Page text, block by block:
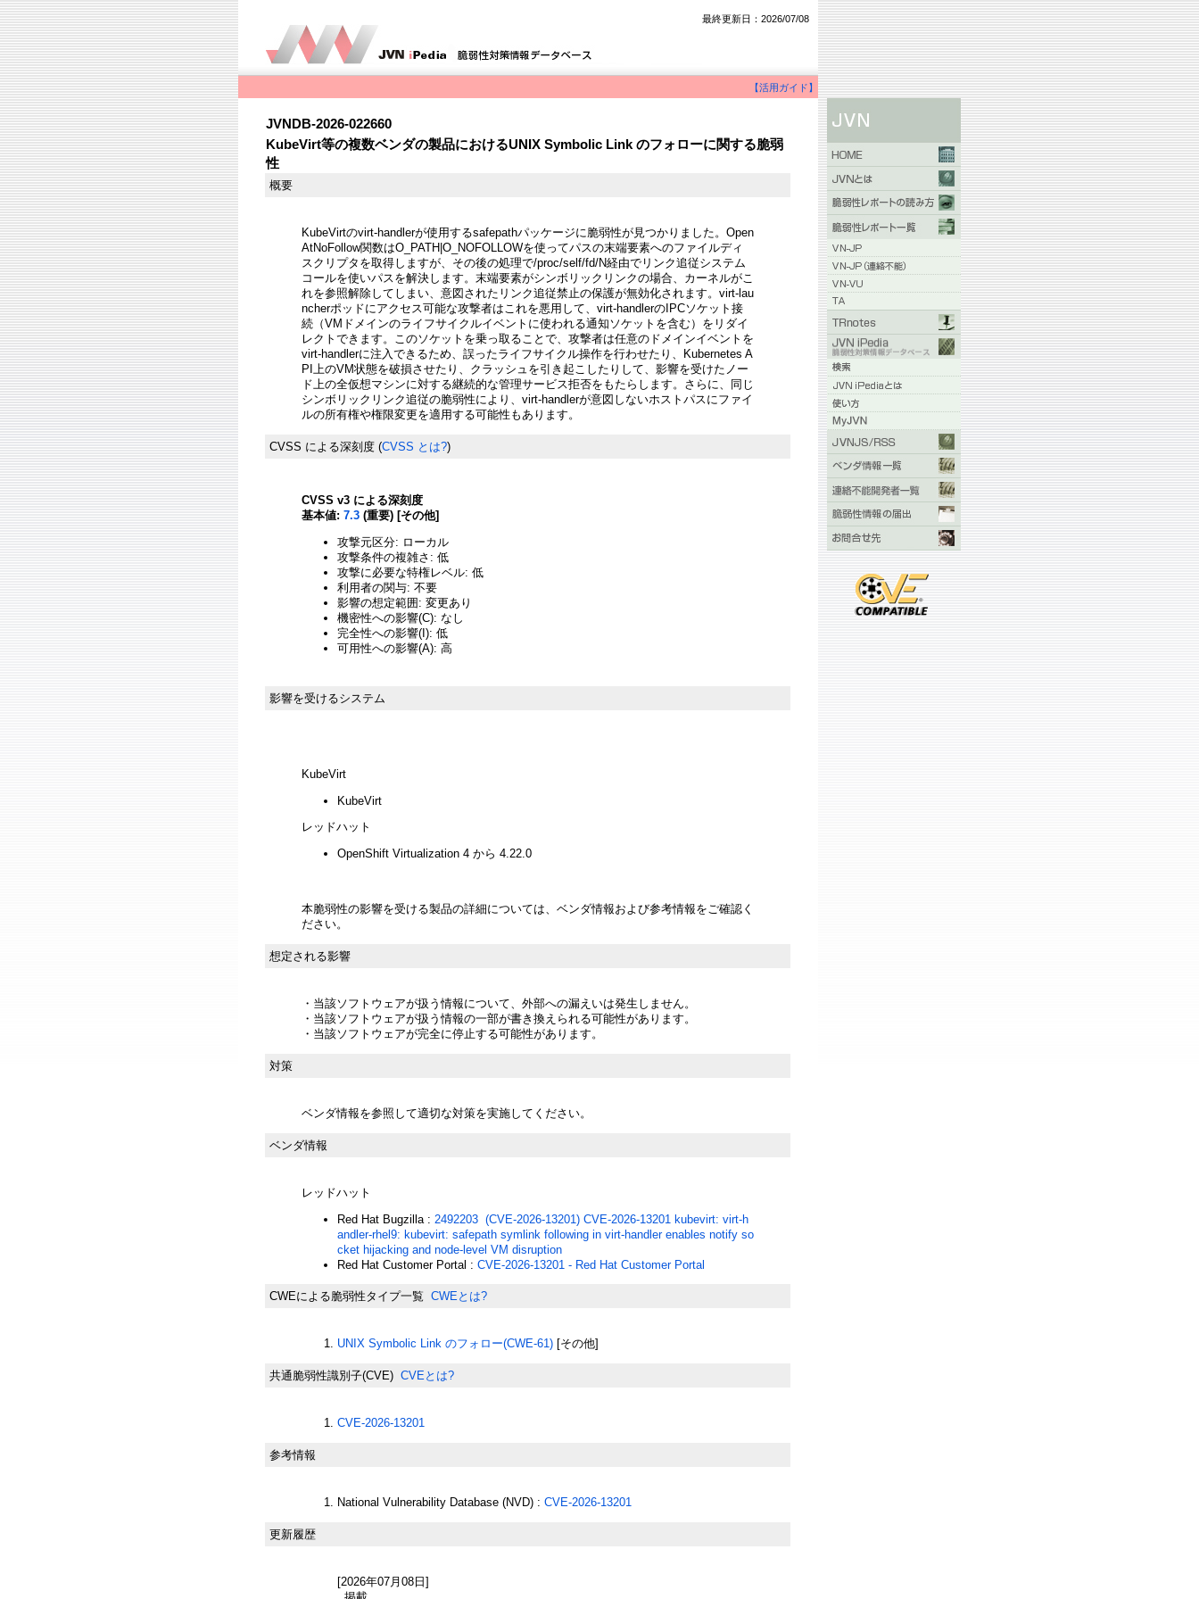
最終更新日：2026/07/08
【活用ガイド】
JVNDB-2026-022660
KubeVirt等の複数ベンダの製品におけるUNIX Symbolic Link のフォローに関する脆弱
性
概要
KubeVirtのvirt-handlerが使用するsafepathパッケージに脆弱性が見つかりました。Open
AtNoFollow関数はO_PATH|O_NOFOLLOWを使ってパスの末端要素へのファイルディ
スクリプタを取得しますが、その後の処理で/proc/self/fd/N経由でリンク追従システム
コールを使いパスを解決します。末端要素がシンボリックリンクの場合、カーネルがこ
れを参照解除してしまい、意図されたリンク追従禁止の保護が無効化されます。virt-lau
ncherポッドにアクセス可能な攻撃者はこれを悪用して、virt-handlerのIPCソケット接
続（VMドメインのライフサイクルイベントに使われる通知ソケットを含む）をリダイ
レクトできます。このソケットを乗っ取ることで、攻撃者は任意のドメインイベントを
virt-handlerに注入できるため、誤ったライフサイクル操作を行わせたり、Kubernetes A
PI上のVM状態を破損させたり、クラッシュを引き起こしたりして、影響を受けたノー
ド上の全仮想マシンに対する継続的な管理サービス拒否をもたらします。さらに、同じ
シンボリックリンク追従の脆弱性により、virt-handlerが意図しないホストパスにファイ
ルの所有権や権限変更を適用する可能性もあります。
CVSS による深刻度 (CVSS とは?)
CVSS v3 による深刻度
基本値: 7.3 (重要) [その他]
攻撃元区分: ローカル
攻撃条件の複雑さ: 低
攻撃に必要な特権レベル: 低
利用者の関与: 不要
影響の想定範囲: 変更あり
機密性への影響(C): なし
完全性への影響(I): 低
可用性への影響(A): 高
影響を受けるシステム
KubeVirt
KubeVirt
レッドハット
OpenShift Virtualization 4 から 4.22.0
本脆弱性の影響を受ける製品の詳細については、ベンダ情報および参考情報をご確認く
ださい。
想定される影響
・当該ソフトウェアが扱う情報について、外部への漏えいは発生しません。
・当該ソフトウェアが扱う情報の一部が書き換えられる可能性があります。
・当該ソフトウェアが完全に停止する可能性があります。
対策
ベンダ情報を参照して適切な対策を実施してください。
ベンダ情報
レッドハット
Red Hat Bugzilla : 2492203 (CVE-2026-13201) CVE-2026-13201 kubevirt: virt-h
andler-rhel9: kubevirt: safepath symlink following in virt-handler enables notify so
cket hijacking and node-level VM disruption
Red Hat Customer Portal : CVE-2026-13201 - Red Hat Customer Portal
CWEによる脆弱性タイプ一覧 CWEとは?
UNIX Symbolic Link のフォロー(CWE-61) [その他]
共通脆弱性識別子(CVE) CVEとは?
CVE-2026-13201
参考情報
National Vulnerability Database (NVD) : CVE-2026-13201
更新履歴
[2026年07月08日]